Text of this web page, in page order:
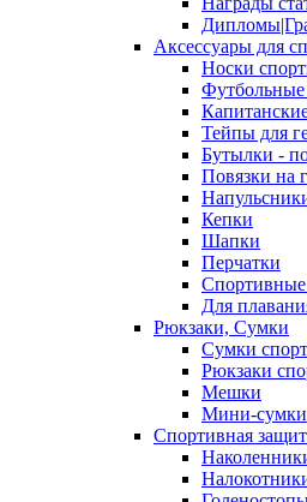
Аксессуары для
Носки
Тейпы для
Бутылки -
Повязки на
Кепки
Шапки
Перчатки
Для
Рюкзаки, Сумки
Сумки
Рюкзаки
Мешки
Мини-сумки
Спортивная